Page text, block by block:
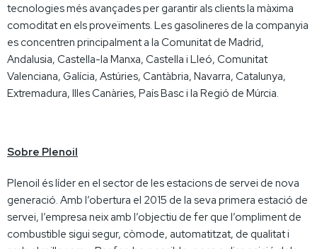
tecnologies més avançades per garantir als clients la màxima
comoditat en els proveïments. Les gasolineres de la companyia
es concentren principalment a la Comunitat de Madrid,
Andalusia, Castella-la Manxa, Castella i Lleó, Comunitat
Valenciana, Galícia, Astúries, Cantàbria, Navarra, Catalunya,
Extremadura, Illes Canàries, País Basc i la Regió de Múrcia.
Sobre Plenoil
Plenoil és líder en el sector de les estacions de servei de nova
generació. Amb l’obertura el 2015 de la seva primera estació de
servei, l’empresa neix amb l’objectiu de fer que l’ompliment de
combustible sigui segur, còmode, automatitzat, de qualitat i